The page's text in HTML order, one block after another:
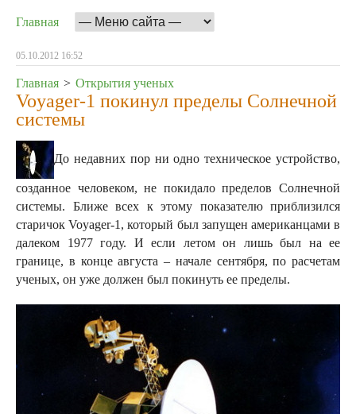
Главная
05.10.2012 16:52
Главная > Открытия ученых
Voyager-1 покинул пределы Солнечной
системы
До недавних пор ни одно техническое устройство,
созданное человеком, не покидало пределов Солнечной
системы. Ближе всех к этому показателю приблизился
старичок Voyager-1, который был запущен американцами в
далеком 1977 году. И если летом он лишь был на ее
границе, в конце августа – начале сентября, по расчетам
ученых, он уже должен был покинуть ее пределы.